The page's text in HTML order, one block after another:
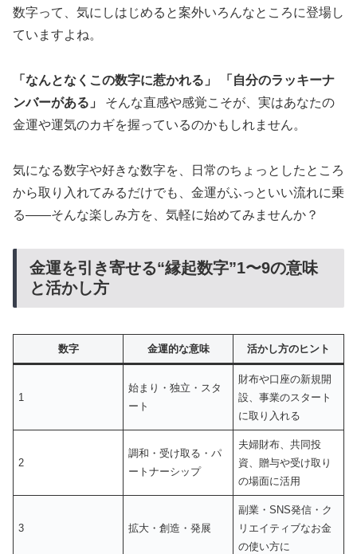
数字って、気にしはじめると案外いろんなところに登場し
ていますよね。
「なんとなくこの数字に惹かれる」
「自分のラッキーナ
ンバーがある」
そんな直感や感覚こそが、実はあなたの
金運や運気のカギを握っているのかもしれません。
気になる数字や好きな数字を、日常のちょっとしたところ
から取り入れてみるだけでも、金運がふっといい流れに乗
る——そんな楽しみ方を、気軽に始めてみませんか？
金運を引き寄せる“縁起数字”1〜9の意味
と活かし方
数字 金運的な意味 活かし方のヒント
1
始まり・独立・スタ
ート
財布や口座の新規開
設、事業のスタート
に取り入れる
2
調和・受け取る・パ
ートナーシップ
夫婦財布、共同投
資、贈与や受け取り
の場面に活用
3 拡大・創造・発展
副業・SNS発信・ク
リエイティブなお金
の使い方に